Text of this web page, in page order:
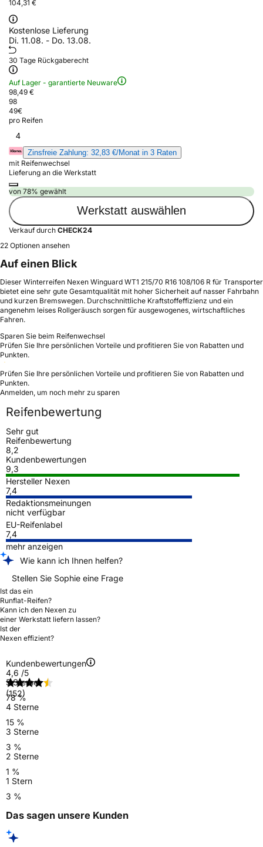
104,31 €
Kostenlose Lieferung
Di. 11.08. - Do. 13.08.
30 Tage Rückgaberecht
Auf Lager - garantierte Neuware
98,49 €
98
49€
pro Reifen
4
Zinsfreie Zahlung: 32,83 €/Monat in 3 Raten
mit Reifenwechsel
Lieferung an die Werkstatt
von 78% gewählt
Werkstatt auswählen
Verkauf durch CHECK24
22 Optionen ansehen
Auf einen Blick
Dieser Winterreifen Nexen Winguard WT1 215/70 R16 108/106 R für Transporter
bietet eine sehr gute Gesamtqualität mit hoher Sicherheit auf nasser Fahrbahn
und kurzen Bremswegen. Durchschnittliche Kraftstoffeffizienz und ein
angenehm leises Rollgeräusch sorgen für ausgewogenes, wirtschaftliches
Fahren.
Sparen Sie beim Reifenwechsel
Prüfen Sie Ihre persönlichen Vorteile und profitieren Sie von Rabatten und
Punkten.
Prüfen Sie Ihre persönlichen Vorteile und profitieren Sie von Rabatten und
Punkten.
Anmelden, um noch mehr zu sparen
Reifenbewertung
Sehr gut
Reifenbewertung
8,2
Kundenbewertungen
9,3
Hersteller Nexen
7,4
Redaktionsmeinungen
nicht verfügbar
EU-Reifenlabel
7,4
mehr anzeigen
Wie kann ich Ihnen helfen?
Stellen Sie Sophie eine Frage
Ist das ein
Runflat-Reifen?
Kann ich den Nexen zu
einer Werkstatt liefern lassen?
Ist der
Nexen effizient?
Kundenbewertungen
4,6 /5
(152)
5 Sterne
78 %
4 Sterne
15 %
3 Sterne
3 %
2 Sterne
1 %
1 Stern
3 %
Das sagen unsere Kunden